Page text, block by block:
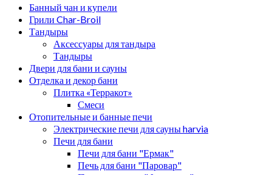
Банный чан и купели
Грили Char-Broil
Тандыры
Аксессуары для тандыра
Тандыры
Двери для бани и сауны
Отделка и декор бани
Плитка «Терракот»
Смеси
Отопительные и банные печи
Электрические печи для сауны harvia
Печи для бани
Печи для бани "Ермак"
Печь для бани "Паровар"